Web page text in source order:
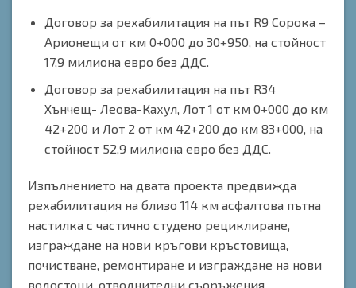
Договор за рехабилитация на път R9 Сорока –
Арионещи от км 0+000 до 30+950, на стойност
17,9 милиона евро без ДДС.
Договор за рехабилитация на път R34
Хънчещ- Леова-Кахул, Лот 1 от км 0+000 до км
42+200 и Лот 2 от км 42+200 до км 83+000, на
стойност 52,9 милиона евро без ДДС.
Изпълнението на двата проекта предвижда
рехабилитация на близо 114 км асфалтова пътна
настилка с частично студено рециклиране,
изграждане на нови кръгови кръстовища,
почистване, ремонтиране и изграждане на нови
водостоци, отводнителни съоръжения,